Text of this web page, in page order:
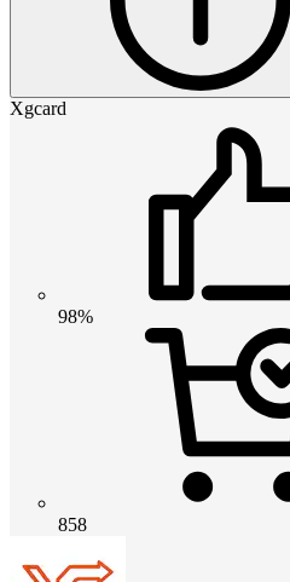
Xgcard
98%
858